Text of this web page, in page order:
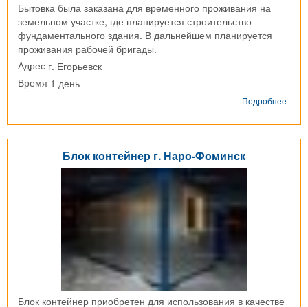
Бытовка была заказана для временного проживания на
земельном участке, где планируется строительство
фундаментального здания. В дальнейшем планируется
проживания рабочей бригады.
Адрес г. Егорьевск
Время 1 день
Подробнее
Блок контейнер г. Наро-Фоминск
Блок контейнер приобретен для использования в качестве